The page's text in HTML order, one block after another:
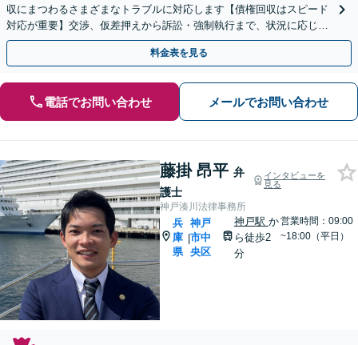
収にまつわるさまざまなトラブルに対応します【債権回収はスピード
対応が重要】交渉、仮差押えから訴訟・強制執行まで、状況に応じ迅
速に進めてまいります【夜間・休日面談可】【神戸駅3分】
料金表を見る
電話でお問い合わせ メールでお問い合わせ
藤掛 昂平 弁
護士
インタビューを
見る
神戸湊川法律事務所
兵
庫
県
|
神戸
市中
央区
神戸駅 か
ら徒歩2
分
営業時間：09:00
~18:00（平日）